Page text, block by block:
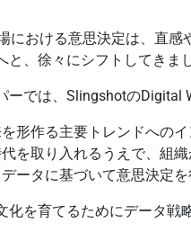
における意思決定は、直
と、徐々にシフトしてき
ーでは、SlingshotのDigital
形作る主要トレンドへの
を取り入れるうえで、組
ータに基づいて意思決定
化を育てるためにデータ戦